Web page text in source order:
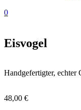
0
Eisvogel
Handgefertigter, echter
48,00 €